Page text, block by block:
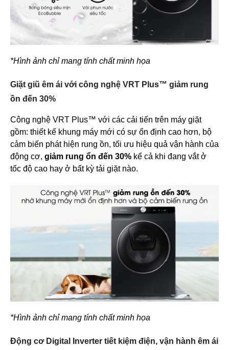
*Hình ảnh chỉ mang tính chất minh họa
Giặt giũ êm ái với công nghệ VRT Plus™ giảm rung
ồn đến 30%
Công nghệ VRT Plus™ với các cải tiến trên máy giặt
gồm: thiết kế khung máy mới có sự ổn định cao hơn, bộ
cảm biến phát hiện rung ồn, tối ưu hiệu quả vận hành của
động cơ, giảm rung ổn đến 30% kể cả khi đang vắt ở
tốc độ cao hay ở bất kỳ tải giặt nào.
*Hình ảnh chỉ mang tính chất minh họa
Động cơ Digital Inverter tiết kiệm điện, vận hành êm ái